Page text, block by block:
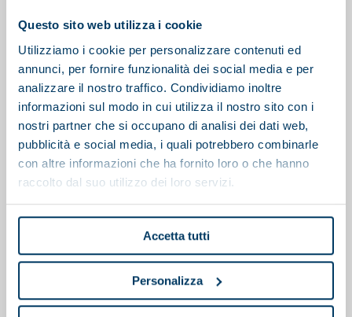
Questo sito web utilizza i cookie
Utilizziamo i cookie per personalizzare contenuti ed
annunci, per fornire funzionalità dei social media e per
analizzare il nostro traffico. Condividiamo inoltre
informazioni sul modo in cui utilizza il nostro sito con i
nostri partner che si occupano di analisi dei dati web,
pubblicità e social media, i quali potrebbero combinarle
con altre informazioni che ha fornito loro o che hanno
raccolto dal suo utilizzo dei loro servizi.
Accetta tutti
Personalizza
Polipreparatore